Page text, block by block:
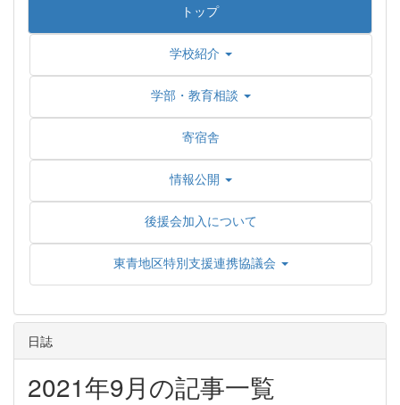
トップ
学校紹介
学部・教育相談
寄宿舎
情報公開
後援会加入について
東青地区特別支援連携協議会
日誌
2021年9月の記事一覧